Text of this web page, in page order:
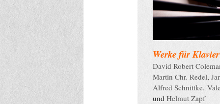
Werke für
David Robert
Martin Chr. Redel,
Alfred Schnittke,
undHelmut Zapf